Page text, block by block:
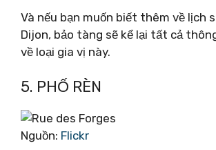
Và nếu bạn muốn biết thêm về lịch
Dijon, bảo tàng sẽ kể lại tất cả
về loại gia vị này.
5. PHỐ RÈN
Nguồn: Flickr